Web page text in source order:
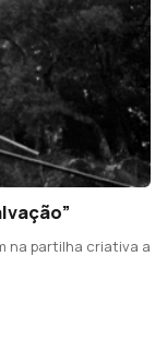
na partilha criativa a